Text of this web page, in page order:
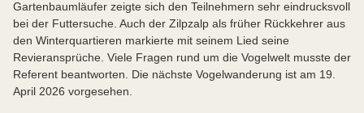
Gartenbaumläufer zeigte sich den Teilnehmern sehr eindrucksvoll
bei der Futtersuche. Auch der Zilpzalp als früher Rückkehrer aus
den Winterquartieren markierte mit seinem Lied seine
Revieransprüche. Viele Fragen rund um die Vogelwelt musste der
Referent beantworten. Die nächste Vogelwanderung ist am 19.
April 2026 vorgesehen.